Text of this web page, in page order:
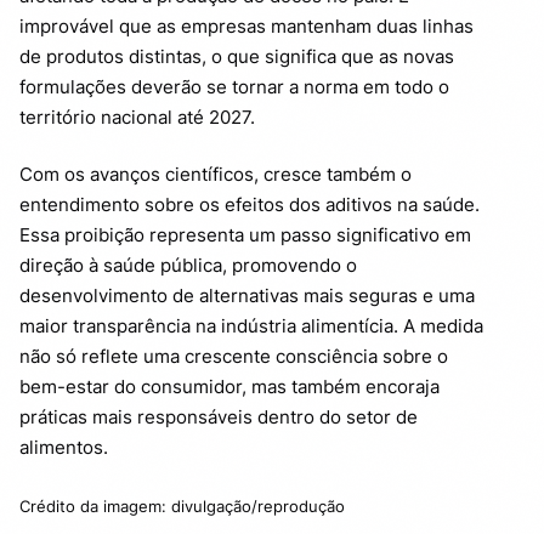
improvável que as empresas mantenham duas linhas
de produtos distintas, o que significa que as novas
formulações deverão se tornar a norma em todo o
território nacional até 2027.
Com os avanços científicos, cresce também o
entendimento sobre os efeitos dos aditivos na saúde.
Essa proibição representa um passo significativo em
direção à saúde pública, promovendo o
desenvolvimento de alternativas mais seguras e uma
maior transparência na indústria alimentícia. A medida
não só reflete uma crescente consciência sobre o
bem-estar do consumidor, mas também encoraja
práticas mais responsáveis dentro do setor de
alimentos.
Crédito da imagem: divulgação/reprodução